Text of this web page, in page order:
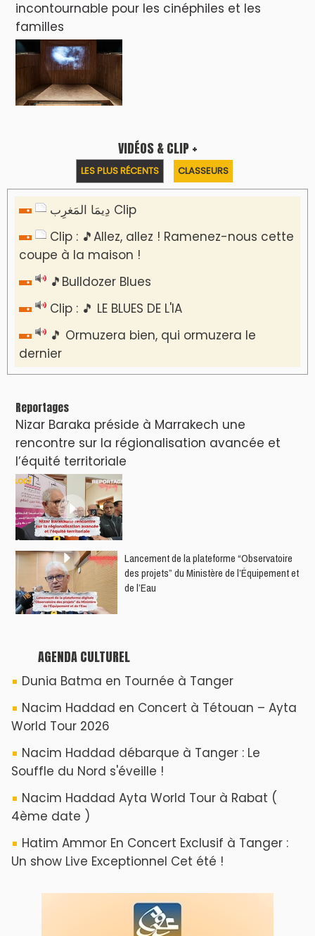
incontournable pour les cinéphiles et les
familles
VIDÉOS & CLIP +
LES PLUS RÉCENTS CLASSEURS
دِيمَا المَغرِب Clip
Clip : 🎵Allez, allez ! Ramenez-nous cette
coupe à la maison !
🎵Bulldozer Blues
Clip : 🎵 LE BLUES DE L'IA
🎵 Ormuzera bien, qui ormuzera le
dernier
Reportages
Nizar Baraka préside à Marrakech une
rencontre sur la régionalisation avancée et
l’équité territoriale
​Lancement de la plateforme “Observatoire
des projets” du Ministère de l’Équipement et
de l’Eau
AGENDA CULTUREL
Dunia Batma en Tournée à Tanger
Nacim Haddad en Concert à Tétouan – Ayta
World Tour 2026
Nacim Haddad débarque à Tanger : Le
Souffle du Nord s'éveille !
Nacim Haddad Ayta World Tour à Rabat (
4ème date )
Hatim Ammor En Concert Exclusif à Tanger :
Un show Live Exceptionnel Cet été !